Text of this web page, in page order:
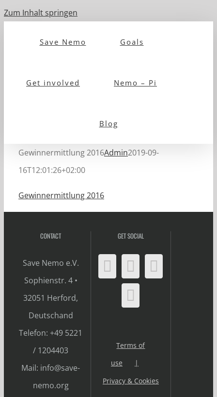
Zum Inhalt springen
Save Nemo Goals
Get involved Nemo – Pi
Blog
Gewinnermittlung 2016Admin2019-09-
16T12:01:26+02:00
Gewinnermittlung 2016
CONTACT
Save Nemo e.V.
Sophienstr. 4 •
32051 Herford,
Deutschand
Telefon: +49 5221
/ 1204403
Mail: info@save-
nemo.org
GET SOCIAL
Terms of
use
Privacy & Cookies